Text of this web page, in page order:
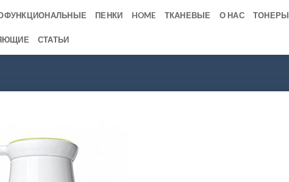
ПЕНКИ HOME ТКАНЕВЫЕ О НАС ТОНЕРЫ
СТАТЬИ